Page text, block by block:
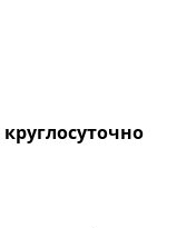
круглосуточно